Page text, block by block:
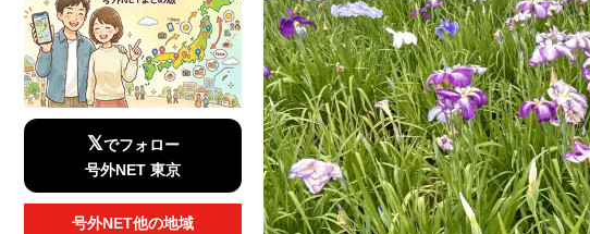
𝕏でフォロー
号外NET 東京
号外NET他の地域